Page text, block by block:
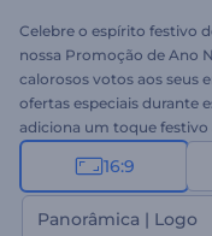
Celebre o espírito festivo
nossa Promoção de Ano
calorosos votos aos seus
ofertas especiais durante
adiciona um toque festivo
seus arquivos de mídia,
animada para criar um
leve a alegria do Ano
16:9
Panorâmica | Logo